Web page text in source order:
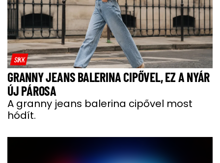
SIKK
GRANNY JEANS BALERINA CIPŐVEL, EZ A NYÁR
ÚJ PÁROSA
A granny jeans balerina cipővel most
hódít.